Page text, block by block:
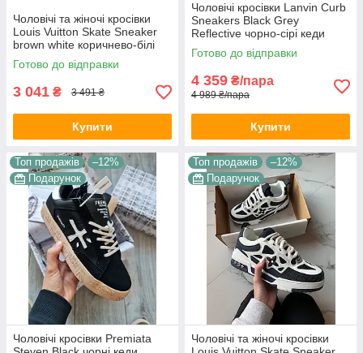
Чоловічі та жіночі кросівки
Louis Vuitton Skate Sneaker
brown white коричнево-білі
кеди Луї Вітон Скейт шкіра
текстиль демісезон
Готово до відправки
3 041 ₴ 3 491 ₴
Купити
Чоловічі кросівки Lanvin Curb
Sneakers Black Grey
Reflective чорно-сірі кеди
Ланвін Курб Снікерс замша
шкіра демісезон
Готово до відправки
4 359 ₴/пара
4 989 ₴/пара
Купити
Топ продажів
–12%
Подарунок
Чоловічі кросівки Premiata
Топ продажів
–12%
Подарунок
Чоловічі та жіночі кросівки